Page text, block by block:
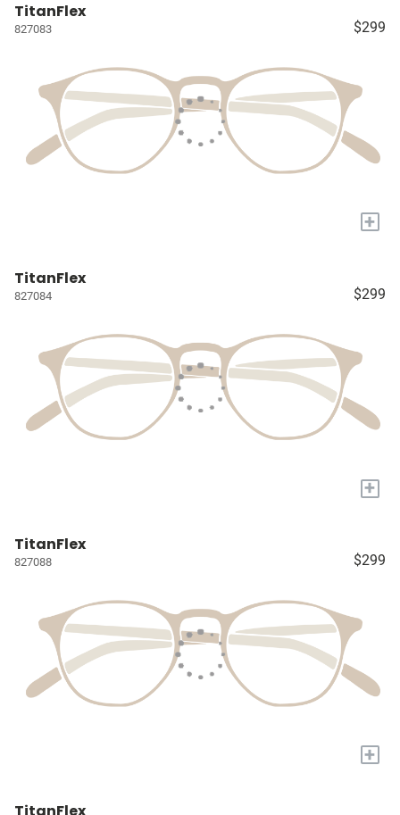
TitanFlex
827083 $299
+
TitanFlex
827084 $299
+
TitanFlex
827088 $299
+
TitanFlex